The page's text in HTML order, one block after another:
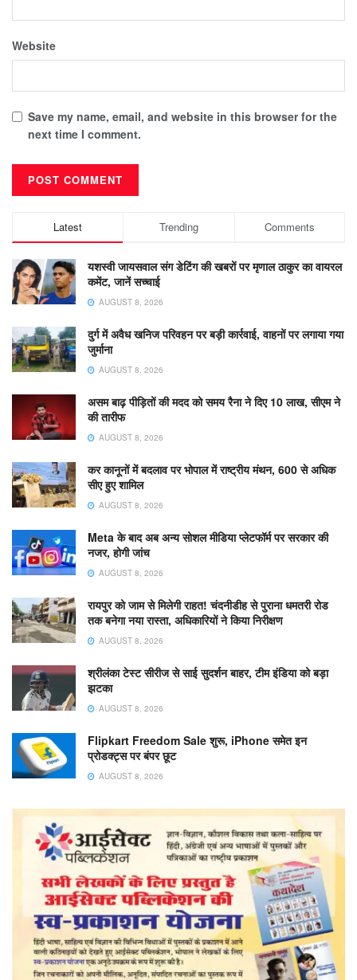
Website
Save my name, email, and website in this browser for the
next time I comment.
Latest Trending Comments
यशस्वी जायसवाल संग डेटिंग की खबरों पर मृणाल ठाकुर का वायरल
कमेंट, जानें सच्चाई
AUGUST 8, 2026
दुर्ग में अवैध खनिज परिवहन पर बड़ी कार्रवाई, वाहनों पर लगाया गया
जुर्माना
AUGUST 8, 2026
असम बाढ़ पीड़ितों की मदद को समय रैना ने दिए 10 लाख, सीएम ने
की तारीफ
AUGUST 8, 2026
कर कानूनों में बदलाव पर भोपाल में राष्ट्रीय मंथन, 600 से अधिक
सीए हुए शामिल
AUGUST 8, 2026
Meta के बाद अब अन्य सोशल मीडिया प्लेटफॉर्म पर सरकार की
नजर, होगी जांच
AUGUST 8, 2026
रायपुर को जाम से मिलेगी राहत! चंदनीडीह से पुराना धमतरी रोड
तक बनेगा नया रास्ता, अधिकारियों ने किया निरीक्षण
AUGUST 8, 2026
श्रीलंका टेस्ट सीरीज से साई सुदर्शन बाहर, टीम इंडिया को बड़ा
झटका
AUGUST 8, 2026
Flipkart Freedom Sale शुरू, iPhone समेत इन
प्रोडक्ट्स पर बंपर छूट
AUGUST 8, 2026